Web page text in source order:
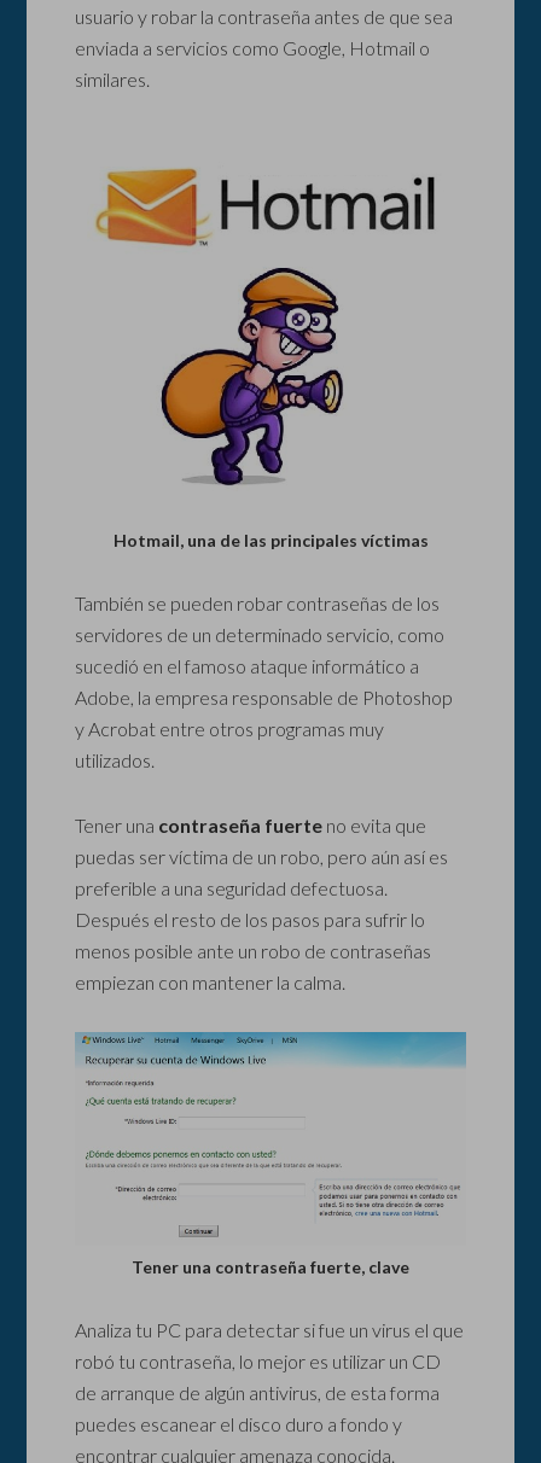
usuario y robar la contraseña antes de que sea
enviada a servicios como Google, Hotmail o
similares.
Hotmail, una de las principales víctimas
También se pueden robar contraseñas de los
servidores de un determinado servicio, como
sucedió en el famoso ataque informático a
Adobe, la empresa responsable de Photoshop
y Acrobat entre otros programas muy
utilizados.
Tener una contraseña fuerte no evita que
puedas ser víctima de un robo, pero aún así es
preferible a una seguridad defectuosa.
Después el resto de los pasos para sufrir lo
menos posible ante un robo de contraseñas
empiezan con mantener la calma.
Tener una contraseña fuerte, clave
Analiza tu PC para detectar si fue un virus el que
robó tu contraseña, lo mejor es utilizar un CD
de arranque de algún antivirus, de esta forma
puedes escanear el disco duro a fondo y
encontrar cualquier amenaza conocida.